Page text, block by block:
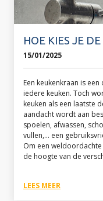
HOE KIES JE
15/01/2025
Een keukenkraan is
iedere keuken. Toch
keuken als een laatste
aandacht wordt aan
spoelen, afwassen,
vullen,... een
Om een
de hoogte van de
LEES MEER